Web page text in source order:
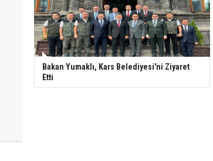
Bakan Yumaklı, Kars Belediyesi'ni Ziyaret
Etti